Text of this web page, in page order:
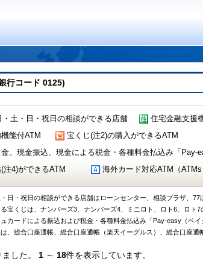
行コード 0125)
・土・日・祝日の相談ができる店舗 住宅金融支援
能付ATM
宝くじ(注2)の購入ができるATM
、現金振込、現金による税金・各種料金払込み「Pay-
注4)ができるATM
海外カード対応ATM（
・日・祝日の相談ができる店舗はローンセンター、相談プラザ、77
る宝くじは、ナンバーズ3、ナンバーズ4、ミニロト、ロト6、ロト7
ュカードによる振込および税金・各種料金払込み「Pay-easy（ペ
は、総合口座通帳、総合口座通帳（楽天イーグルス）、総合口座
した。 1～ 18件を表示しています。